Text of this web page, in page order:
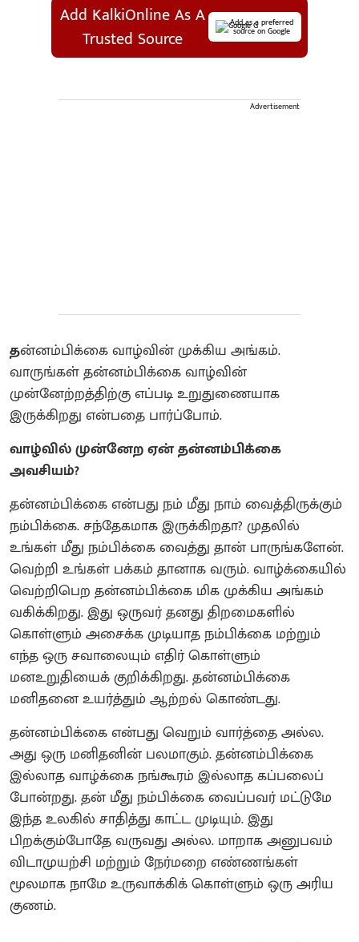
Add KalkiOnline As A
Trusted Source
Add as a preferred
source on Google
Advertisement
தன்னம்பிக்கை வாழ்வின் முக்கிய அங்கம்.
வாருங்கள் தன்னம்பிக்கை வாழ்வின்
முன்னேற்றத்திற்கு எப்படி உறுதுணையாக
இருக்கிறது என்பதை பார்ப்போம்.
வாழ்வில் முன்னேற ஏன் தன்னம்பிக்கை
அவசியம்?
தன்னம்பிக்கை என்பது நம் மீது நாம் வைத்திருக்கும்
நம்பிக்கை. சந்தேகமாக இருக்கிறதா? முதலில்
உங்கள் மீது நம்பிக்கை வைத்து தான் பாருங்களேன்.
வெற்றி உங்கள் பக்கம் தானாக வரும். வாழ்க்கையில்
வெற்றிபெற தன்னம்பிக்கை மிக முக்கிய அங்கம்
வகிக்கிறது. இது ஒருவர் தனது திறமைகளில்
கொள்ளும் அசைக்க முடியாத நம்பிக்கை மற்றும்
எந்த ஒரு சவாலையும் எதிர் கொள்ளும்
மனஉறுதியைக் குறிக்கிறது. தன்னம்பிக்கை
மனிதனை உயர்த்தும் ஆற்றல் கொண்டது.
தன்னம்பிக்கை என்பது வெறும் வார்த்தை அல்ல.
அது ஒரு மனிதனின் பலமாகும். தன்னம்பிக்கை
இல்லாத வாழ்க்கை நங்கூரம் இல்லாத கப்பலைப்
போன்றது. தன் மீது நம்பிக்கை வைப்பவர் மட்டுமே
இந்த உலகில் சாதித்து காட்ட முடியும். இது
பிறக்கும்போதே வருவது அல்ல. மாறாக அனுபவம்
விடாமுயற்சி மற்றும் நேர்மறை எண்ணங்கள்
மூலமாக நாமே உருவாக்கிக் கொள்ளும் ஒரு அரிய
குணம்.